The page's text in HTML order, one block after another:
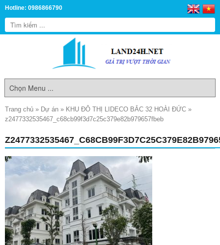
Hotline: 0986866790
Trang chủ » Dự án » KHU ĐÔ THỊ LIDECO BẮC 32 HOÀI ĐỨC »
z2477332535467_c68cb99f3d7c25c379e82b979657fbeb